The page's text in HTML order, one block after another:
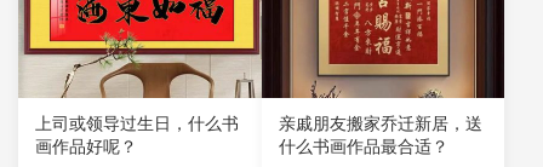
上司或领导过生日，什么书
画作品好呢？
亲戚朋友搬家乔迁新居，送
什么书画作品最合适？